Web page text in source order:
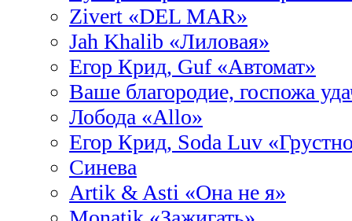
Zivert «DEL MAR»
Jah Khalib «Лиловая»
Егор Крид, Guf «Автомат»
Ваше благородие, госпожа
Лобода «Allo»
Егор Крид, Soda Luv
Синева
Artik & Asti «Она не я»